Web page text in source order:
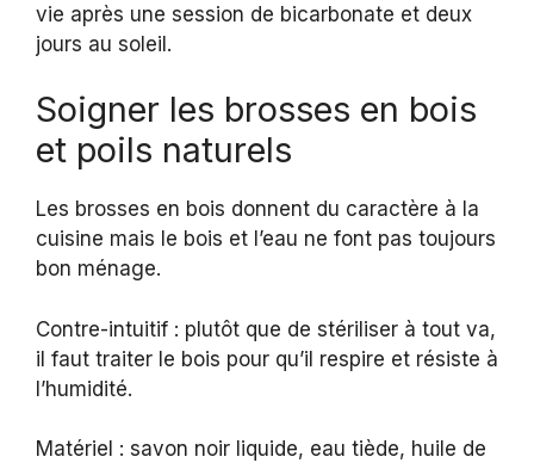
vie après une session de bicarbonate et deux
jours au soleil.
Soigner les brosses en bois
et poils naturels
Les brosses en bois donnent du caractère à la
cuisine mais le bois et l’eau ne font pas toujours
bon ménage.
Contre-intuitif : plutôt que de stériliser à tout va,
il faut traiter le bois pour qu’il respire et résiste à
l’humidité.
Matériel : savon noir liquide, eau tiède, huile de